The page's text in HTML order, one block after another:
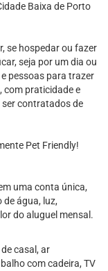
Baixa de Porto
se hospedar ou fazer
seja por um dia ou
pessoas para trazer
com praticidade e
ser contratados de
Pet Friendly!
uma conta única,
água, luz,
do aluguel mensal.
casal, ar
com cadeira, TV